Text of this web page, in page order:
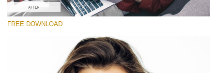
(2067 Lr Presets)
Descărcare gratuită
FREE DOWNLOAD